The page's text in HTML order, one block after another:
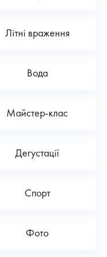
Літні враження
Вода
Майстер-клас
Дегустації
Спорт
Фото